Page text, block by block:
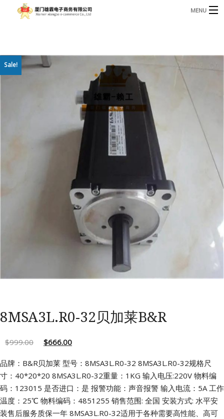
MENU
首页
Sale!
8MSA3L.R0-32贝加莱B&R
$999.00 $666.00
品牌：B&R贝加莱 型号：8MSA3L.R0-32 8MSA3L.R0-32规格尺
寸：40*20*20 8MSA3L.R0-32重量：1KG 输入电压:220V 物料编
码：123015 是否进口：是 报警功能：声音报警 输入电流：5A工作
温度：25℃ 物料编码：4851255 销售范围: 全国 安装方式: 水平安
装售后服务质保一年 8MSA3L.R0-32适用于各种需要高性能、高可